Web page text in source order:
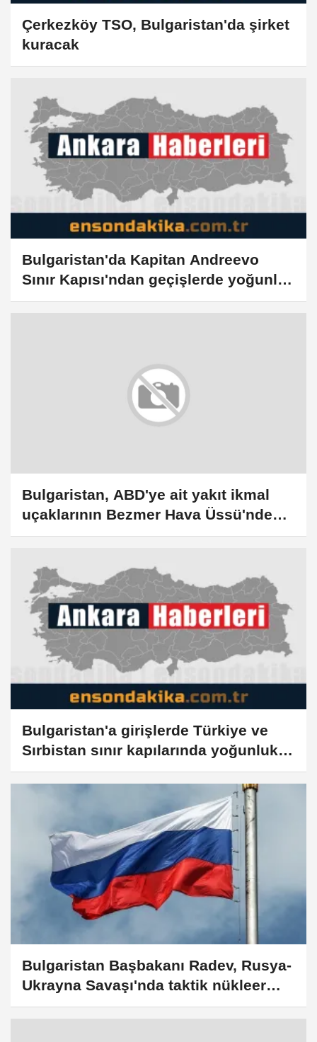
Çerkezköy TSO, Bulgaristan'da şirket
kuracak
Bulgaristan'da Kapitan Andreevo
Sınır Kapısı'ndan geçişlerde yoğunluk
yaşanıyor
Bulgaristan, ABD'ye ait yakıt ikmal
uçaklarının Bezmer Hava Üssü'nde
konuşlandırılmasını parlamentoya
Bulgaristan'a girişlerde Türkiye ve
Sırbistan sınır kapılarında yoğunluk
yaşanıyor
Bulgaristan Başbakanı Radev, Rusya-
Ukrayna Savaşı'nda taktik nükleer
saldırı ihtimaline dikkati çekti